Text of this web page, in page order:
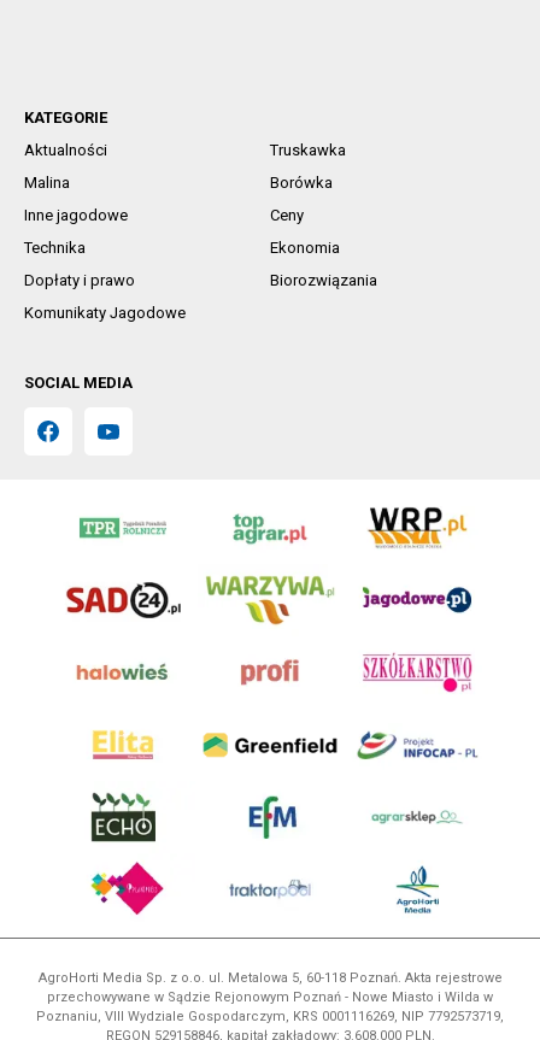
KATEGORIE
Aktualności
Truskawka
Malina
Borówka
Inne jagodowe
Ceny
Technika
Ekonomia
Dopłaty i prawo
Biorozwiązania
Komunikaty Jagodowe
SOCIAL MEDIA
AgroHorti Media Sp. z o.o. ul. Metalowa 5, 60-118 Poznań. Akta rejestrowe
przechowywane w Sądzie Rejonowym Poznań - Nowe Miasto i Wilda w
Poznaniu, VIII Wydziale Gospodarczym, KRS 0001116269, NIP 7792573719,
REGON 529158846, kapitał zakładowy: 3.608.000 PLN.